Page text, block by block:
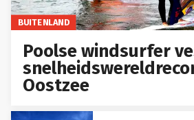
BUITENLAND
Poolse windsurfer
Oostzee